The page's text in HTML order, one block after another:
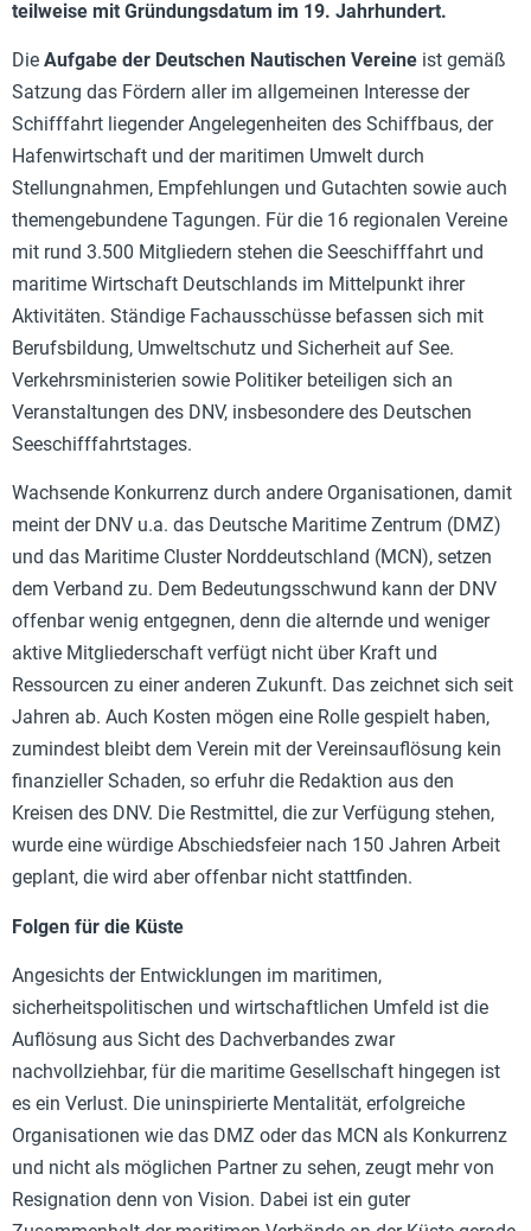
teilweise mit Gründungsdatum im 19. Jahrhundert.
Die Aufgabe der Deutschen Nautischen Vereine ist gemäß
Satzung das Fördern aller im allgemeinen Interesse der
Schifffahrt liegender Angelegenheiten des Schiffbaus, der
Hafenwirtschaft und der maritimen Umwelt durch
Stellungnahmen, Empfehlungen und Gutachten sowie auch
themengebundene Tagungen. Für die 16 regionalen Vereine
mit rund 3.500 Mitgliedern stehen die Seeschifffahrt und
maritime Wirtschaft Deutschlands im Mittelpunkt ihrer
Aktivitäten. Ständige Fachausschüsse befassen sich mit
Berufsbildung, Umweltschutz und Sicherheit auf See.
Verkehrsministerien sowie Politiker beteiligen sich an
Veranstaltungen des DNV, insbesondere des Deutschen
Seeschifffahrtstages.
Wachsende Konkurrenz durch andere Organisationen, damit
meint der DNV u.a. das Deutsche Maritime Zentrum (DMZ)
und das Maritime Cluster Norddeutschland (MCN), setzen
dem Verband zu. Dem Bedeutungsschwund kann der DNV
offenbar wenig entgegnen, denn die alternde und weniger
aktive Mitgliederschaft verfügt nicht über Kraft und
Ressourcen zu einer anderen Zukunft. Das zeichnet sich seit
Jahren ab. Auch Kosten mögen eine Rolle gespielt haben,
zumindest bleibt dem Verein mit der Vereinsauflösung kein
finanzieller Schaden, so erfuhr die Redaktion aus den
Kreisen des DNV. Die Restmittel, die zur Verfügung stehen,
wurde eine würdige Abschiedsfeier nach 150 Jahren Arbeit
geplant, die wird aber offenbar nicht stattfinden.
Folgen für die Küste
Angesichts der Entwicklungen im maritimen,
sicherheitspolitischen und wirtschaftlichen Umfeld ist die
Auflösung aus Sicht des Dachverbandes zwar
nachvollziehbar, für die maritime Gesellschaft hingegen ist
es ein Verlust. Die uninspirierte Mentalität, erfolgreiche
Organisationen wie das DMZ oder das MCN als Konkurrenz
und nicht als möglichen Partner zu sehen, zeugt mehr von
Resignation denn von Vision. Dabei ist ein guter